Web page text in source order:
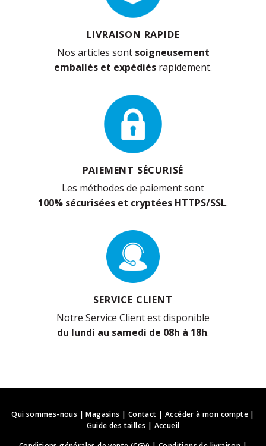
LIVRAISON RAPIDE
Nos articles sont soigneusement
emballés et expédiés rapidement.
PAIEMENT SÉCURISÉ
Les méthodes de paiement sont
100% sécurisées et cryptées HTTPS/SSL.
SERVICE CLIENT
Notre Service Client est disponible
du lundi au samedi de 08h à 18h.
Qui sommes-nous |Magasins | Contact | Accéder à mon compte|
Guide des tailles | Accueil